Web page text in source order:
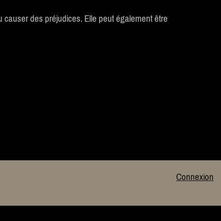
des préjudices. Elle peut également être
Connexion